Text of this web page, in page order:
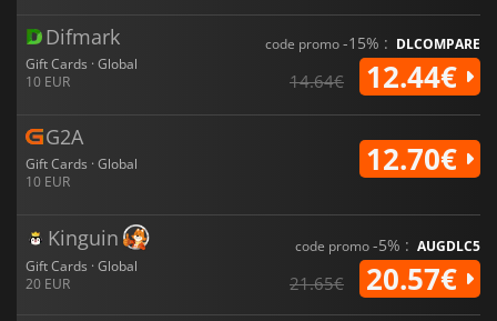
Difmark
Gift Cards · Global
10 EUR
code promo-15% : DLCOMPARE
14.64€ 12.44€
G2A
Gift Cards · Global
10 EUR
12.70€
Kinguin
Gift Cards · Global
20 EUR
code promo-5% : AUGDLC5
21.65€ 20.57€